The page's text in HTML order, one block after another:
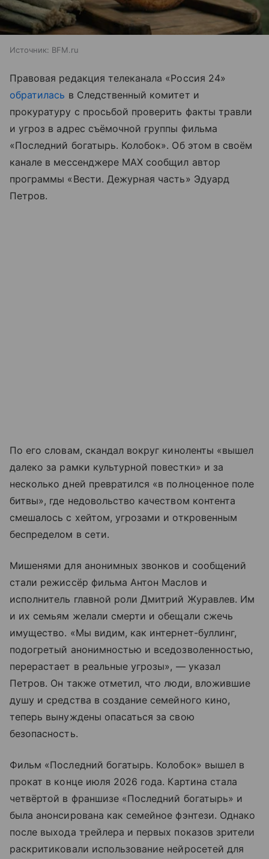
Источник: BFM.ru
Правовая редакция телеканала «Россия 24»
обратилась в Следственный комитет и
прокуратуру с просьбой проверить факты травли
и угроз в адрес съёмочной группы фильма
«Последний богатырь. Колобок». Об этом в своём
канале в мессенджере MAX сообщил автор
программы «Вести. Дежурная часть» Эдуард
Петров.
По его словам, скандал вокруг киноленты «вышел
далеко за рамки культурной повестки» и за
несколько дней превратился «в полноценное поле
битвы», где недовольство качеством контента
смешалось с хейтом, угрозами и откровенным
беспределом в сети.
Мишенями для анонимных звонков и сообщений
стали режиссёр фильма Антон Маслов и
исполнитель главной роли Дмитрий Журавлев. Им
и их семьям желали смерти и обещали сжечь
имущество. «Мы видим, как интернет-буллинг,
подогретый анонимностью и вседозволенностью,
перерастает в реальные угрозы», — указал
Петров. Он также отметил, что люди, вложившие
душу и средства в создание семейного кино,
теперь вынуждены опасаться за свою
безопасность.
Фильм «Последний богатырь. Колобок» вышел в
прокат в конце июля 2026 года. Картина стала
четвёртой в франшизе «Последний богатырь» и
была анонсирована как семейное фэнтези. Однако
после выхода трейлера и первых показов зрители
раскритиковали использование нейросетей для